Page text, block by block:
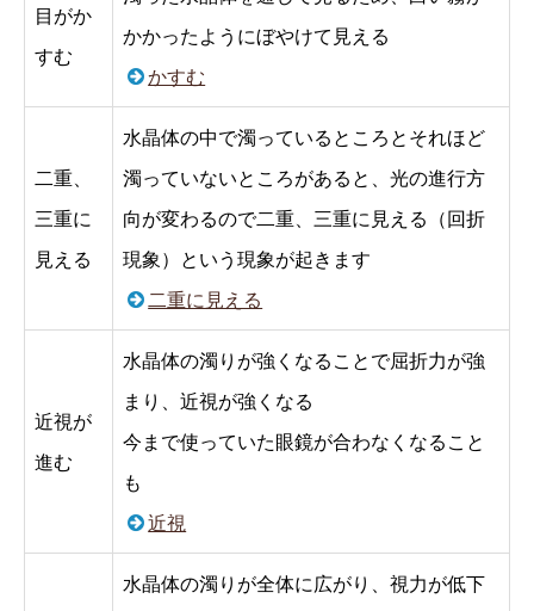
目がか
すむ
かかったようにぼやけて見える
かすむ
二重、
三重に
見える
水晶体の中で濁っているところとそれほど
濁っていないところがあると、光の進行方
向が変わるので二重、三重に見える（回折
現象）という現象が起きます
二重に見える
近視が
進む
水晶体の濁りが強くなることで屈折力が強
まり、近視が強くなる
今まで使っていた眼鏡が合わなくなること
も
近視
水晶体の濁りが全体に広がり、視力が低下